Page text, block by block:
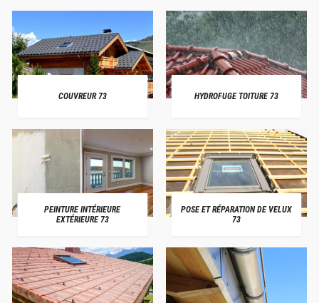
COUVREUR 73 HYDROFUGE TOITURE 73
PEINTURE INTÉRIEURE
EXTÉRIEURE 73
POSE ET RÉPARATION DE VELUX
73